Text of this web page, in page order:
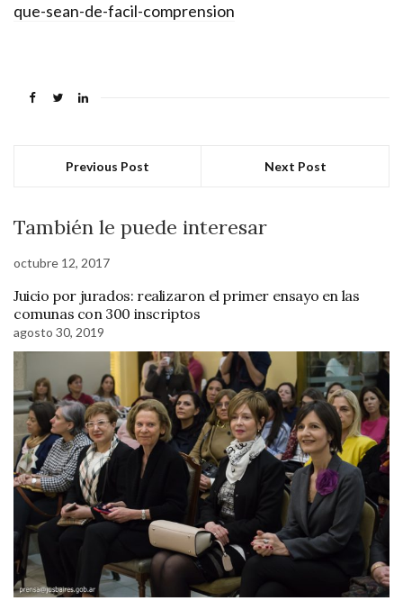
que-sean-de-facil-comprension
Previous Post Next Post
También le puede interesar
octubre 12, 2017
Juicio por jurados: realizaron el primer ensayo en las
comunas con 300 inscriptos
agosto 30, 2019